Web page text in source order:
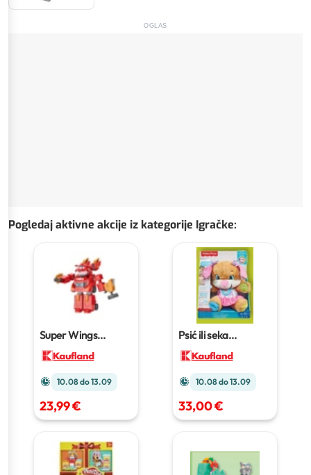
OGLAS
Pogledaj aktivne akcije iz kategorije Igračke:
Super Wings
10.08 do 13.09
23,99 €
Psić ili seka
10.08 do 13.09
33,00 €